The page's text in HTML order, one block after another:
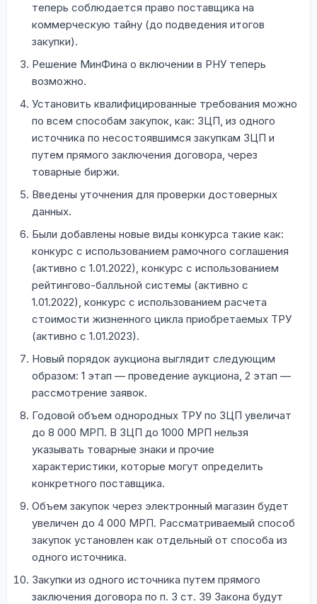
теперь соблюдается право поставщика на
коммерческую тайну (до подведения итогов
закупки).
Решение МинФина о включении в РНУ теперь
возможно.
Установить квалифицированные требования можно
по всем способам закупок, как: ЗЦП, из одного
источника по несостоявшимся закупкам ЗЦП и
путем прямого заключения договора, через
товарные биржи.
Введены уточнения для проверки достоверных
данных.
Были добавлены новые виды конкурса такие как:
конкурс с использованием рамочного соглашения
(активно с 1.01.2022), конкурс с использованием
рейтингово-балльной системы (активно с
1.01.2022), конкурс с использованием расчета
стоимости жизненного цикла приобретаемых ТРУ
(активно с 1.01.2023).
Новый порядок аукциона выглядит следующим
образом: 1 этап — проведение аукциона, 2 этап —
рассмотрение заявок.
Годовой объем однородных ТРУ по ЗЦП увеличат
до 8 000 МРП. В ЗЦП до 1000 МРП нельзя
указывать товарные знаки и прочие
характеристики, которые могут определить
конкретного поставщика.
Объем закупок через электронный магазин будет
увеличен до 4 000 МРП. Рассматриваемый способ
закупок установлен как отдельный от способа из
одного источника.
Закупки из одного источника путем прямого
заключения договора по п. 3 ст. 39 Закона будут